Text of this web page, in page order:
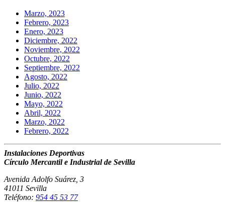
Marzo, 2023
Febrero, 2023
Enero, 2023
Diciembre, 2022
Noviembre, 2022
Octubre, 2022
Septiembre, 2022
Agosto, 2022
Julio, 2022
Junio, 2022
Mayo, 2022
Abril, 2022
Marzo, 2022
Febrero, 2022
Instalaciones Deportivas
Círculo Mercantil e Industrial de Sevilla
Avenida Adolfo Suárez, 3
41011 Sevilla
Teléfono: 954 45 53 77